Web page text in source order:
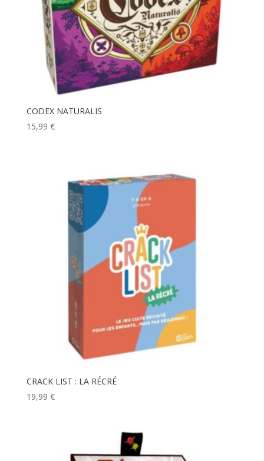
CODEX NATURALIS
15,99 €
CRACK LIST : LA RÉCRÉ
19,99 €